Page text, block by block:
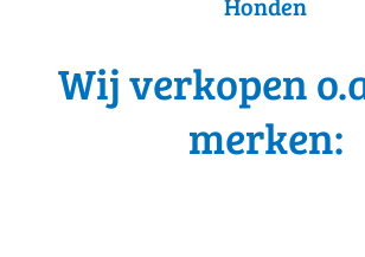
Wij verkopen
merken: